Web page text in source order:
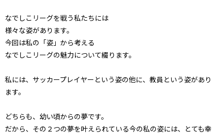
なでしこリーグを戦う私たちには
様々な姿があります。
今回は私の「姿」から考える
なでしこリーグの魅力について綴ります。
私には、サッカープレイヤーという姿の他に、教員という姿があり
ます。
どちらも、幼い頃からの夢です。
だから、その２つの夢を叶えられている今の私の姿には、とても幸